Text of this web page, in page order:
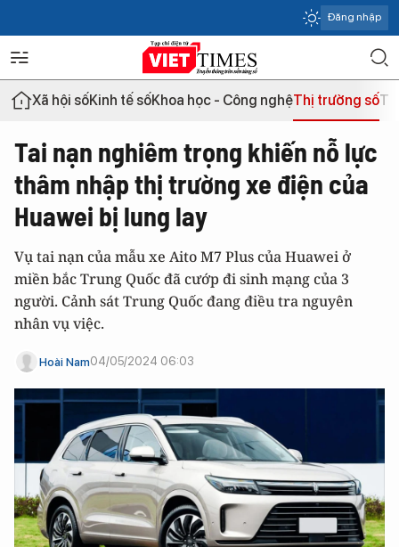
Đăng nhập
Xã hội sốKinh tế sốKhoa học - Công nghệThị trường số
Tai nạn nghiêm trọng khiến nỗ lực
thâm nhập thị trường xe điện của
Huawei bị lung lay
Vụ tai nạn của mẫu xe Aito M7 Plus của Huawei ở
miền bắc Trung Quốc đã cướp đi sinh mạng của 3
người. Cảnh sát Trung Quốc đang điều tra nguyên
nhân vụ việc.
Hoài Nam04/05/2024 06:03